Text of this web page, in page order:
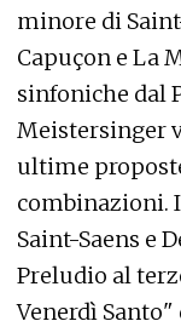
minore di
Capuçon e La
sinfoniche dal
Meistersinger
ultime
combinazioni.
Saint-Saens e
Preludio al
Venerdì